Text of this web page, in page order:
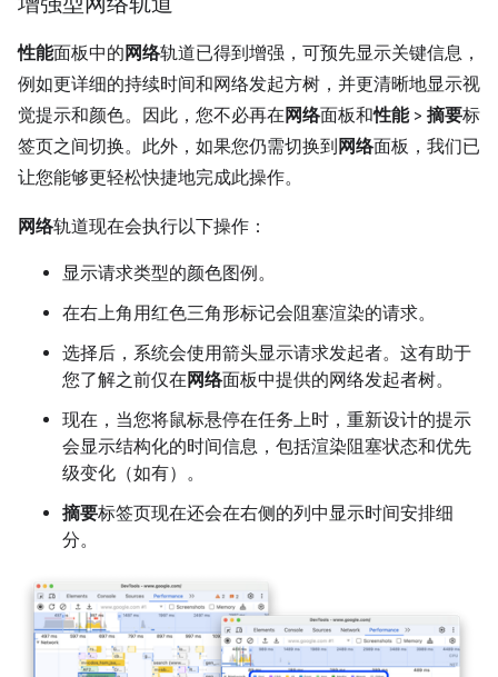
性能面板中的 网络轨道已得到增强，可预先显示关键信息，
例如更详细的持续时间和网络发起方树，并更清晰地显示视
觉提示和颜色。因此，您不必再在 网络面板和性能> 摘要标
签页之间切换。此外，如果您仍需切换到 网络面板，我们已
让您能够更轻松快捷地完成此操作。
网络轨道现在会执行以下操作：
显示请求类型的颜色图例。
在右上角用红色三角形标记会阻塞渲染的请求。
选择后，系统会使用箭头显示请求发起者。这有助于
您了解之前仅在 网络面板中提供的网络发起者树。
现在，当您将鼠标悬停在任务上时，重新设计的提示
会显示结构化的时间信息，包括渲染阻塞状态和优先
级变化（如有）。
摘要标签页现在还会在右侧的列中显示时间安排细
分。